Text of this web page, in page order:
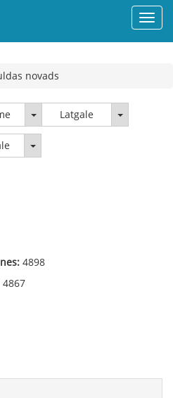
novads
VidzemeLatgale Latgale
Zemgale
4898
4867